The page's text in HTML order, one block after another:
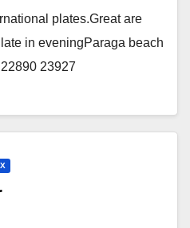
plates.Great are
in eveningParaga beach
23927